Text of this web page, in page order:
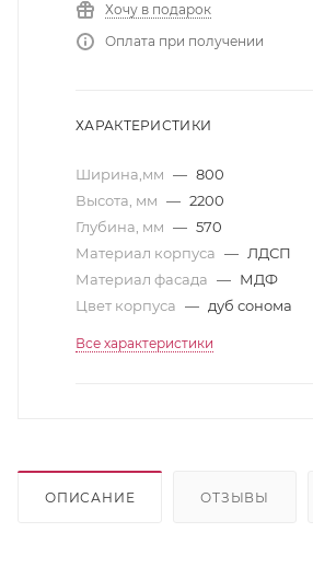
Хочу в подарок
Оплата при получении
ХАРАКТЕРИСТИКИ
Ширина,мм — 800
Высота, мм — 2200
Глубина, мм — 570
Материал корпуса — ЛДСП
Материал фасада — МДФ
Цвет корпуса — дуб сонома
Все характеристики
ОПИСАНИЕ ОТЗЫВЫ